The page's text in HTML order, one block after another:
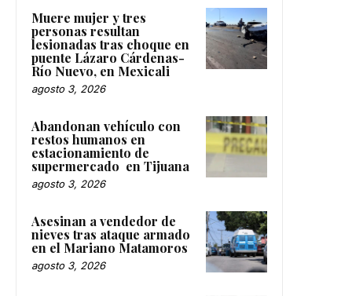
Muere mujer y tres
personas resultan
lesionadas tras choque en
puente Lázaro Cárdenas-
Río Nuevo, en Mexicali
agosto 3, 2026
Abandonan vehículo con
restos humanos en
estacionamiento de
supermercado en Tijuana
agosto 3, 2026
Asesinan a vendedor de
nieves tras ataque armado
en el Mariano Matamoros
agosto 3, 2026